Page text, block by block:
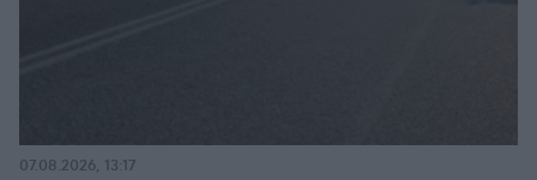
07.08.2026, 13:17